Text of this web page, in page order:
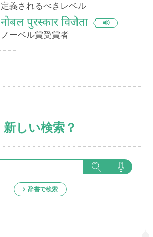
定義されるべきレベル
नोबल पुरस्कार विजेता
ノーベル賞受賞者
新しい検索？
辞書で検索